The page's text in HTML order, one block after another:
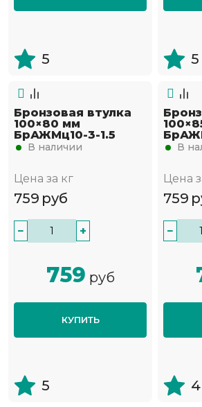
5 5
Бронзовая втулка
100×80 мм
БрАЖМц10-3-1.5
В наличии
Цена за кг
759 руб
− +
759 руб
КУПИТЬ
5
В
Цена
759
−
4